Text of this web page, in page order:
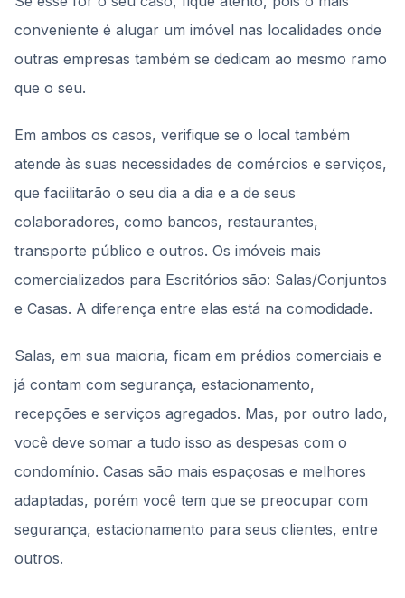
conveniente é alugar um imóvel nas localidades onde
outras empresas também se dedicam ao mesmo ramo
que o seu.
Em ambos os casos, verifique se o local também
atende às suas necessidades de comércios e serviços,
que facilitarão o seu dia a dia e a de seus
colaboradores, como bancos, restaurantes,
transporte público e outros. Os imóveis mais
comercializados para Escritórios são: Salas/Conjuntos
e Casas. A diferença entre elas está na comodidade.
Salas, em sua maioria, ficam em prédios comerciais e
já contam com segurança, estacionamento,
recepções e serviços agregados. Mas, por outro lado,
você deve somar a tudo isso as despesas com o
condomínio. Casas são mais espaçosas e melhores
adaptadas, porém você tem que se preocupar com
segurança, estacionamento para seus clientes, entre
outros.